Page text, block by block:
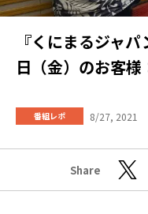
『くにまるジャ
日（金）のお客様
番組レポ 8/27, 2021
Share